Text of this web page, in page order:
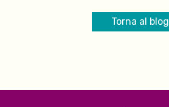
Torna al blog